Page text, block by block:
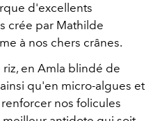
d'excellents
crée par Mathilde
à nos chers crânes.
en Amla blindé de
qu'en micro-algues et
nos folicules